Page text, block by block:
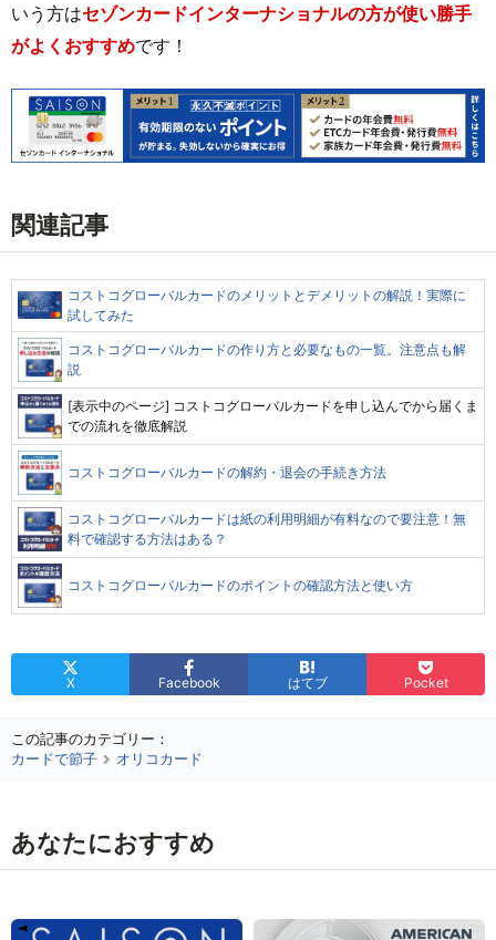
いう方はセゾンカードインターナショナルの方が使い勝手
がよくおすすめです！
関連記事
コストコグローバルカードのメリットとデメリットの解説！実際に
試してみた
コストコグローバルカードの作り方と必要なもの一覧。注意点も解
説
[表示中のページ] コストコグローバルカードを申し込んでから届くま
での流れを徹底解説
コストコグローバルカードの解約・退会の手続き方法
コストコグローバルカードは紙の利用明細が有料なので要注意！無
料で確認する方法はある？
コストコグローバルカードのポイントの確認方法と使い方
X Facebook はてブ Pocket
この記事のカテゴリー：
カードで節子
オリコカード
あなたにおすすめ